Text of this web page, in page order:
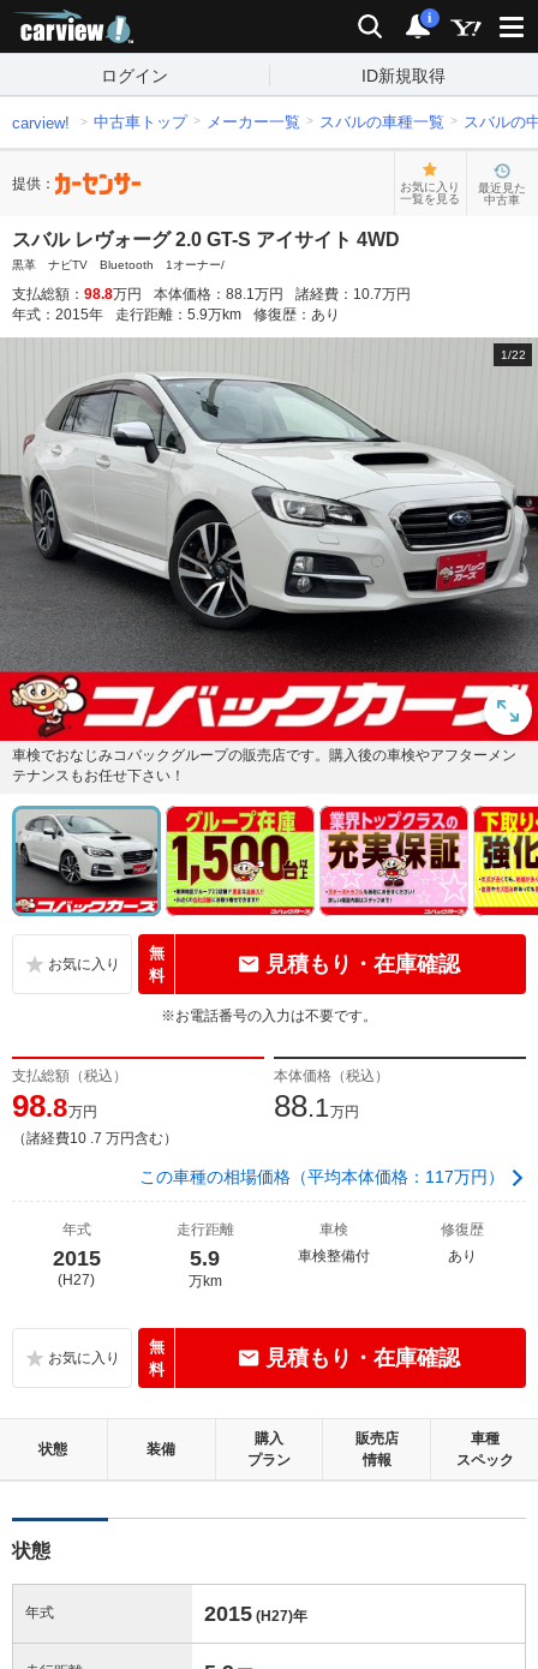
検索 通知
i
ログイン ID新規取得
carview! 中古車トップ メーカー一覧 スバルの車種一覧 スバルの
提供：
お気に入り
一覧を見る
最近見た
中古車
スバル レヴォーグ 2.0 GT-S アイサイト 4WD
黒革 ナビTV Bluetooth 1オーナー/
支払総額： 98.8万円 本体価格： 88.1万円 諸経費： 10.7万円
年式： 2015年 走行距離： 5.9万km 修復歴： あり
1/22
車検でおなじみコバックグループの販売店です。購入後の車検やアフターメン
テナンスもお任せ下さい！
無
料
見積もり・在庫確認
※お電話番号の入力は不要です。
支払総額（税込）
98.8万円
（諸経費10 .7 万円含む）
本体価格（税込）
88.1万円
この車種の相場価格（平均本体価格：117万円）
年式
2015
(H27)
走行距離
5.9
万km
車検
車検整備付
修復歴
あり
無
料
見積もり・在庫確認
状態 装備
購入
プラン
販売店
情報
車種
スペック
状態
年式 2015 (H27)年